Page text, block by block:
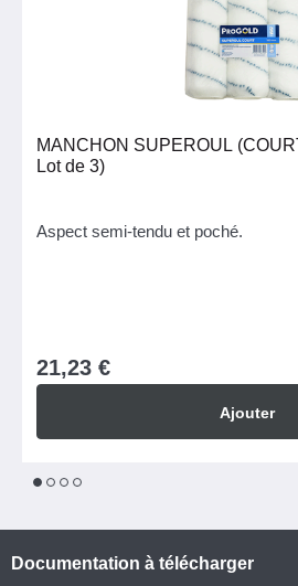
MANCHON SUPEROUL
Lot de 3)
Aspect semi-tendu et poché.
21,23 €
Ajouter
1 2 3
Documentation à télécharger